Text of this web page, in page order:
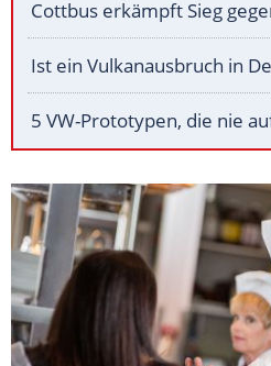
Cottbus erkämpft Sieg
Ist ein Vulkanausbruch in
5 VW-Prototypen, die nie